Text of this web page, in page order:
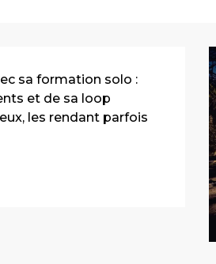
sa formation solo :
et de sa loop
les rendant parfois